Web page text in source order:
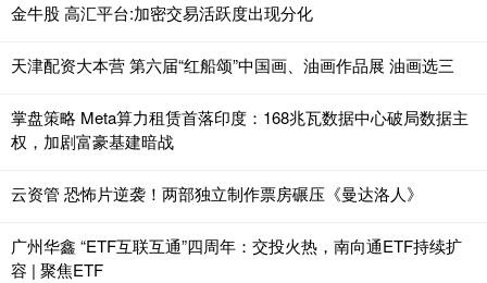
金牛股 高汇平台:加密交易活跃度出现分化
天津配资大本营 第六届“红船颂”中国画、油画作品展 油画选三
掌盘策略 Meta算力租赁首落印度：168兆瓦数据中心破局数据主
权，加剧富豪基建暗战
云资管 恐怖片逆袭！两部独立制作票房碾压《曼达洛人》
广州华鑫 “ETF互联互通”四周年：交投火热，南向通ETF持续扩
容 | 聚焦ETF